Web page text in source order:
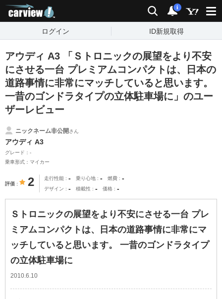
検索 通知
i
ログイン ID新規取得
アウディ A3 「Ｓトロニックの展望をより不安
にさせる一台 プレミアムコンパクトは、日本の
道路事情に非常にマッチしていると思います。
一昔のゴンドラタイプの立体駐車場に」のユー
ザーレビュー
ニックネーム非公開さん
アウディ A3
グレード：-
乗車形式：マイカー
評価 2 走行性能 - 乗り心地 - 燃費 -
デザイン - 積載性 - 価格 -
Ｓトロニックの展望をより不安にさせる一台 プレ
ミアムコンパクトは、日本の道路事情に非常にマ
ッチしていると思います。 一昔のゴンドラタイプ
の立体駐車場に
2010.6.10